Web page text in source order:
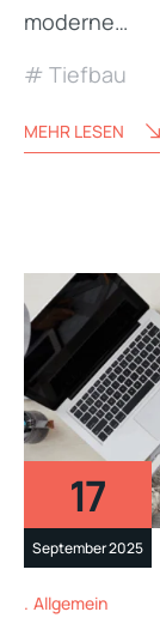
moderne…
Tiefbau
MEHR LESEN
17
September 2025
Allgemein